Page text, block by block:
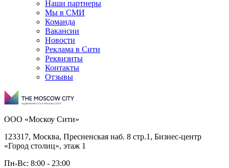
Наши партнеры
Мы в СМИ
Команда
Вакансии
Новости
Реклама в Сити
Реквизиты
Контакты
Отзывы
ООО «Москоу Сити»
123317, Москва, Пресненская наб. 8 стр.1, Бизнес-центр
«Город столиц», этаж 1
Пн-Вс: 8:00 - 23:00